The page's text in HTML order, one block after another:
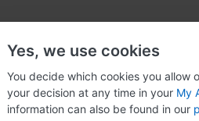
NEW
Yes, we use cookies
You decide which cookies you allow
your decision at any time in your My
information can also be found in our